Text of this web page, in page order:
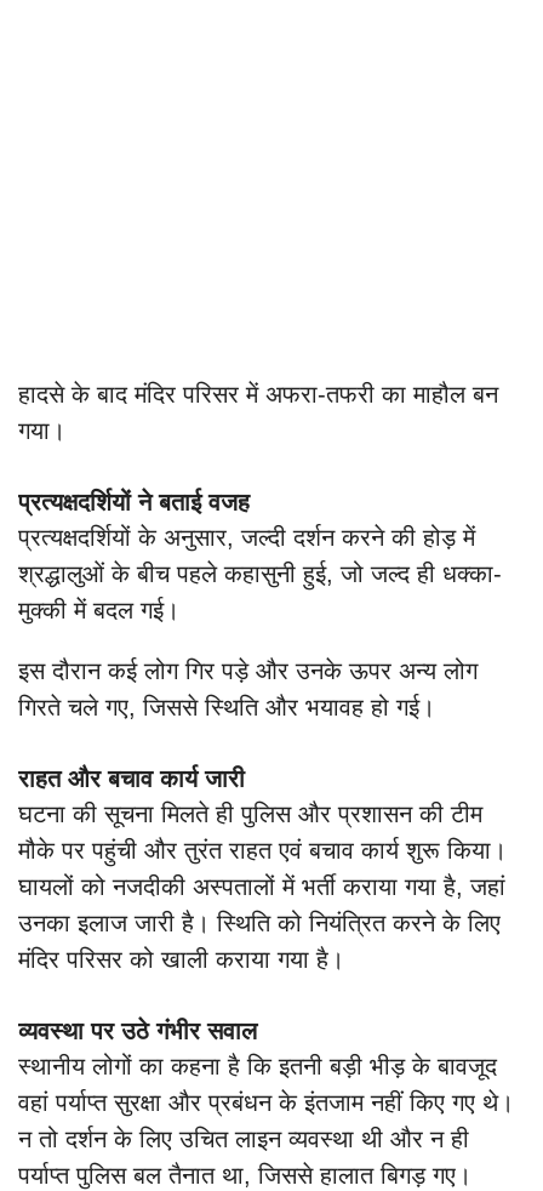
हादसे के बाद मंदिर परिसर में अफरा-तफरी का माहौल बन
गया।
प्रत्यक्षदर्शियों ने बताई वजह
प्रत्यक्षदर्शियों के अनुसार, जल्दी दर्शन करने की होड़ में
श्रद्धालुओं के बीच पहले कहासुनी हुई, जो जल्द ही धक्का-
मुक्की में बदल गई।
इस दौरान कई लोग गिर पड़े और उनके ऊपर अन्य लोग
गिरते चले गए, जिससे स्थिति और भयावह हो गई।
राहत और बचाव कार्य जारी
घटना की सूचना मिलते ही पुलिस और प्रशासन की टीम
मौके पर पहुंची और तुरंत राहत एवं बचाव कार्य शुरू किया।
घायलों को नजदीकी अस्पतालों में भर्ती कराया गया है, जहां
उनका इलाज जारी है। स्थिति को नियंत्रित करने के लिए
मंदिर परिसर को खाली कराया गया है।
व्यवस्था पर उठे गंभीर सवाल
स्थानीय लोगों का कहना है कि इतनी बड़ी भीड़ के बावजूद
वहां पर्याप्त सुरक्षा और प्रबंधन के इंतजाम नहीं किए गए थे।
न तो दर्शन के लिए उचित लाइन व्यवस्था थी और न ही
पर्याप्त पुलिस बल तैनात था, जिससे हालात बिगड़ गए।